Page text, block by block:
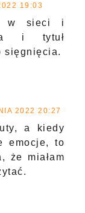
19:03
w sieci i
i tytuł
sięgnięcia.
2022 20:27
a kiedy
emocje, to
że miałam